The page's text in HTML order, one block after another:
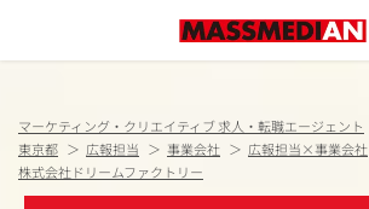
マーケティング・クリエイティブ 求人・転職エージェント
東京都
広報担当 事業会社
広報担当×事業会社
株式会社ドリームファクトリー